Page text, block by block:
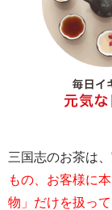
三国志のお茶は、
もの、お客様に
物」だけを扱って